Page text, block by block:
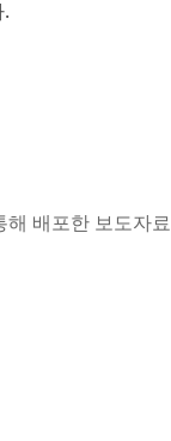
해 배포한 보도자